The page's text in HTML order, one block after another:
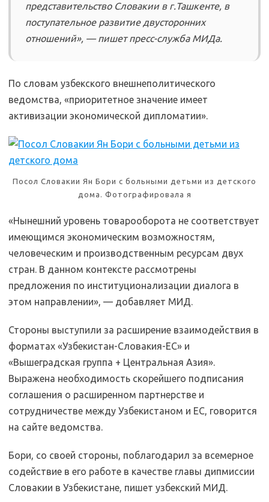
представительство Словакии в г.Ташкенте, в
поступательное развитие двусторонних
отношений», — пишет пресс-служба МИДа.
По словам узбекского внешнеполитического
ведомства, «приоритетное значение имеет
активизации экономической дипломатии».
Посол Словакии Ян Бори с больными детьми из детского
дома. Фотографировала я
«Нынешний уровень товарооборота не соответствует
имеющимся экономическим возможностям,
человеческим и производственным ресурсам двух
стран. В данном контексте рассмотрены
предложения по институционализации диалога в
этом направлении», — добавляет МИД.
Стороны выступили за расширение взаимодействия в
форматах «Узбекистан-Словакия-ЕС» и
«Вышеградская группа + Центральная Азия».
Выражена необходимость скорейшего подписания
соглашения о расширенном партнерстве и
сотрудничестве между Узбекистаном и ЕС, говорится
на сайте ведомства.
Бори, со своей стороны, поблагодарил за всемерное
содействие в его работе в качестве главы дипмиссии
Словакии в Узбекистане, пишет узбекский МИД.